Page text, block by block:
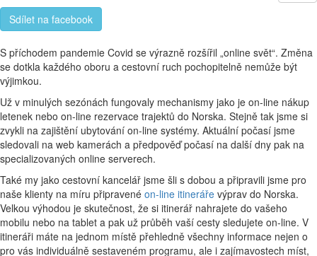
Sdílet na facebook
S příchodem pandemie Covid se výrazně rozšířil „online svět“. Změna
se dotkla každého oboru a cestovní ruch pochopitelně nemůže být
výjimkou.
Už v minulých sezónách fungovaly mechanismy jako je on-line nákup
letenek nebo on-line rezervace trajektů do Norska. Stejně tak jsme si
zvykli na zajištění ubytování on-line systémy. Aktuální počasí jsme
sledovali na web kamerách a předpověď počasí na další dny pak na
specializovaných online serverech.
Také my jako cestovní kancelář jsme šli s dobou a připravili jsme pro
naše klienty na míru připravené on-line itineráře výprav do Norska.
Velkou výhodou je skutečnost, že si itinerář nahrajete do vašeho
mobilu nebo na tablet a pak už průběh vaší cesty sledujete on-line. V
itineráři máte na jednom místě přehledně všechny informace nejen o
pro vás individuálně sestaveném programu, ale i zajímavostech míst,